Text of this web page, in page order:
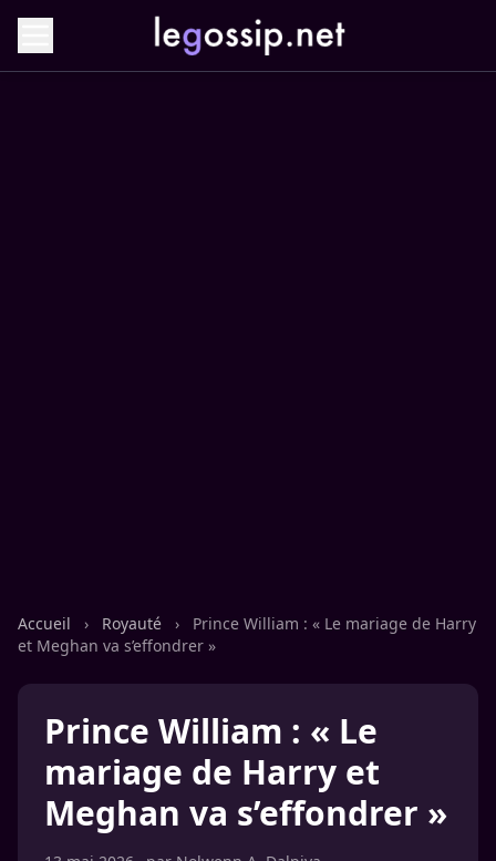
Accueil › Royauté ›
Prince William : « Le mariage de Harry
et Meghan va s’effondrer »
Prince William : « Le
mariage de Harry et
Meghan va s’effondrer »